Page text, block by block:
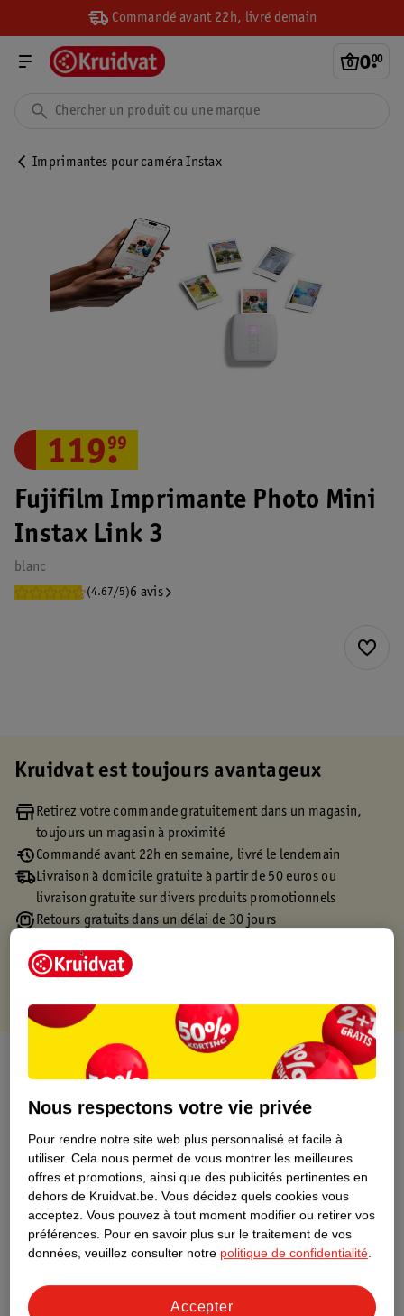
Commandé avant 22h, livré demain
0.
00
Imprimantes pour caméra Instax
Fujifilm Imprimante Photo Mini
Instax Link 3
blanc
(4.67/5)6 avis
119.
99
Kruidvat est toujours avantageux
Retirez votre commande gratuitement dans un magasin,
toujours un magasin à proximité
Commandé avant 22h en semaine, livré le lendemain
Livraison à domicile gratuite à partir de 50 euros ou
livraison gratuite sur divers produits promotionnels
Retours gratuits dans un délai de 30 jours
À propos de ce produit
Informations relatives au produit
Informations figurant sur l'étiquette
Nature Impact Score
Ce produit n’a (pas encore) de "Nature
Impact Score".
Nous respectons votre vie privée
Pour rendre notre site web plus personnalisé et facile à
utiliser. Cela nous permet de vous montrer les meilleures
offres et promotions, ainsi que des publicités pertinentes en
dehors de Kruidvat.be. Vous décidez quels cookies vous
acceptez. Vous pouvez à tout moment modifier ou retirer vos
préférences. Pour en savoir plus sur le traitement de vos
données, veuillez consulter notre politique de confidentialité.
Accepter